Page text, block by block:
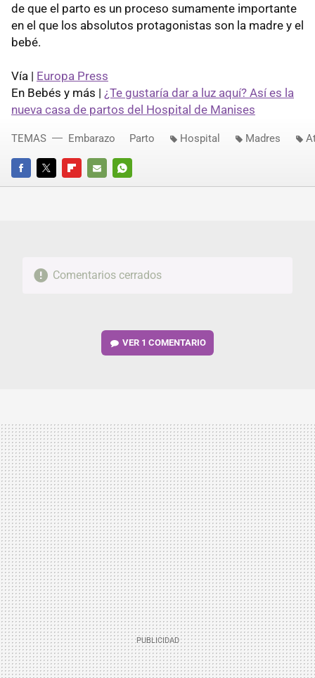
de que el parto es un proceso sumamente importante
en el que los absolutos protagonistas son la madre y el
bebé.
Vía | Europa Press
En Bebés y más | ¿Te gustaría dar a luz aquí? Así es la
nueva casa de partos del Hospital de Manises
FACEBOOKTWITTERFLIPBOARD
E-
WHATSAPP
TEMAS Embarazo Parto Hospital Madres
Comentarios cerrados
VER 1 COMENTARIO